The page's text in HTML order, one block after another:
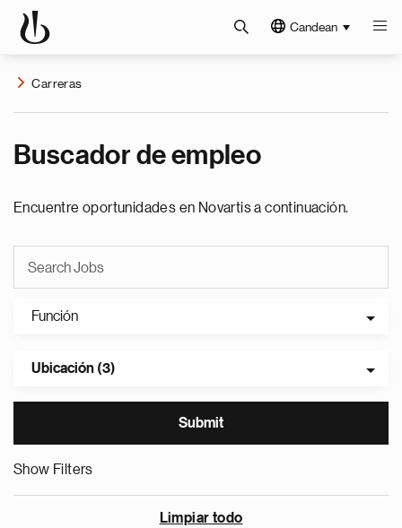
Candean
Carreras
Buscador de empleo
Encuentre oportunidades en Novartis a continuación.
Función
Ubicación (3)
Show Filters
Limpiar todo